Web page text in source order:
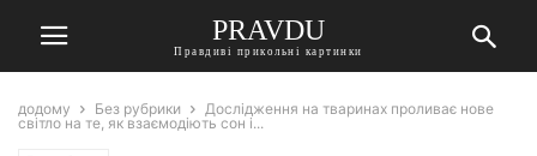
PRAVDU
Правдиві прикольні картинки
додому Без рубрики
Дослідження на тваринах проливає нове
світло на те, як взаємодіють сон і...